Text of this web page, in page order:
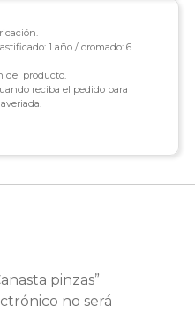
1 año / cromado: 6
del producto.
reciba el pedido para
pinzas”
no será